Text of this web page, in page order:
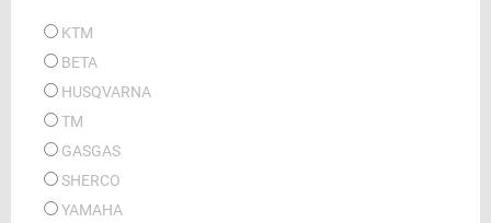
KTM
BETA
HUSQVARNA
TM
GASGAS
SHERCO
YAMAHA